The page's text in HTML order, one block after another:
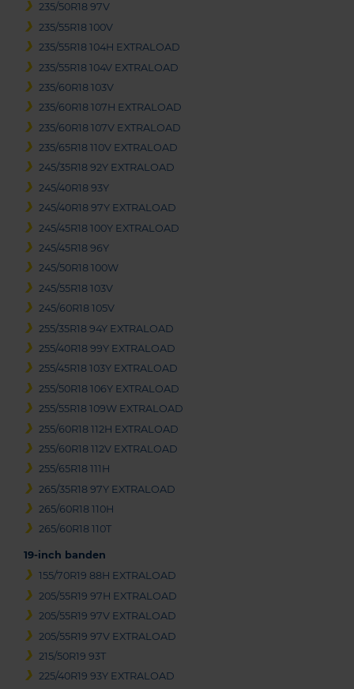
235/50R18 97V
235/55R18 100V
235/55R18 104H EXTRALOAD
235/55R18 104V EXTRALOAD
235/60R18 103V
235/60R18 107H EXTRALOAD
235/60R18 107V EXTRALOAD
235/65R18 110V EXTRALOAD
245/35R18 92Y EXTRALOAD
245/40R18 93Y
245/40R18 97Y EXTRALOAD
245/45R18 100Y EXTRALOAD
245/45R18 96Y
245/50R18 100W
245/55R18 103V
245/60R18 105V
255/35R18 94Y EXTRALOAD
255/40R18 99Y EXTRALOAD
255/45R18 103Y EXTRALOAD
255/50R18 106Y EXTRALOAD
255/55R18 109W EXTRALOAD
255/60R18 112H EXTRALOAD
255/60R18 112V EXTRALOAD
255/65R18 111H
265/35R18 97Y EXTRALOAD
265/60R18 110H
265/60R18 110T
19-inch banden
155/70R19 88H EXTRALOAD
205/55R19 97H EXTRALOAD
205/55R19 97V EXTRALOAD
205/55R19 97V EXTRALOAD
215/50R19 93T
225/40R19 93Y EXTRALOAD